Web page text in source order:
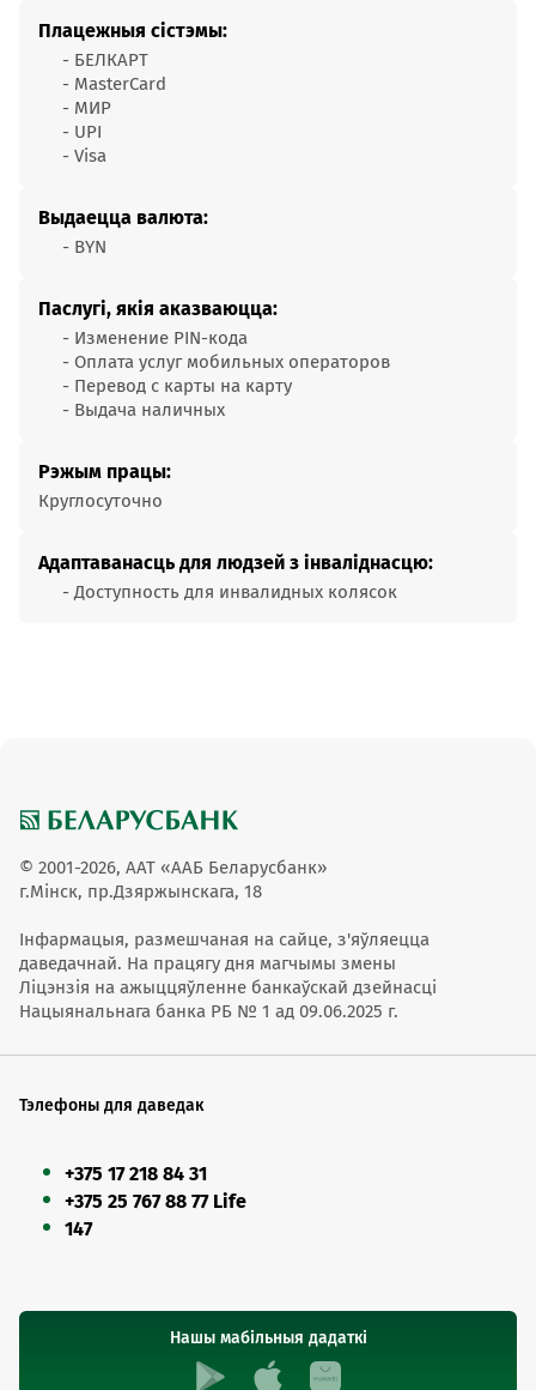
Плацежныя сістэмы:
- БЕЛКАРТ
- MasterCard
- МИР
- UPI
- Visa
Выдаецца валюта:
- BYN
Паслугі, якія аказваюцца:
- Изменение PIN-кода
- Оплата услуг мобильных операторов
- Перевод с карты на карту
- Выдача наличных
Рэжым працы:
Круглосуточно
Адаптаванасць для людзей з інваліднасцю:
- Доступность для инвалидных колясок
© 2001-2026, ААТ «ААБ Беларусбанк»
г.Мінск, пр.Дзяржынскага, 18
Інфармацыя, размешчаная на сайце, з'яўляецца
даведачнай. На працягу дня магчымы змены
Ліцэнзія на ажыццяўленне банкаўскай дзейнасці
Нацыянальнага банка РБ № 1 ад 09.06.2025 г.
Тэлефоны для даведак
+375 17 218 84 31
+375 25 767 88 77 Life
147
Нашы мабільныя дадаткі